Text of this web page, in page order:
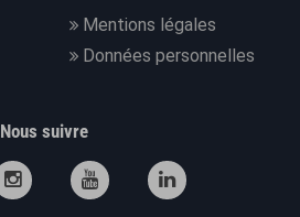
Mentions légales
Données personnelles
Nous suivre